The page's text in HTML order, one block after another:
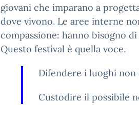
giovani che imparano a
dove vivono. Le aree interne
compassione: hanno bisogno
Questo festival è quella voce.
Difendere i luoghi non
Custodire il possibile